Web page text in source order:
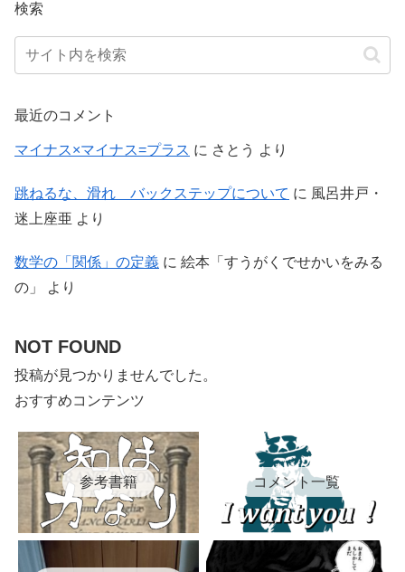
検索
最近のコメント
マイナス×マイナス=プラス に さとう より
跳ねるな、滑れ バックステップについて に 風呂井戸・
迷上座亜 より
数学の「関係」の定義 に 絵本「すうがくでせかいをみる
の」
より
NOT FOUND
投稿が見つかりませんでした。
おすすめコンテンツ
参考書籍 コメント一覧